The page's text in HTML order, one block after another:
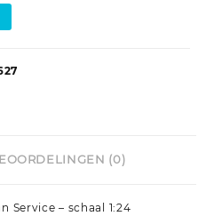
(0)
Service – schaal 1:24